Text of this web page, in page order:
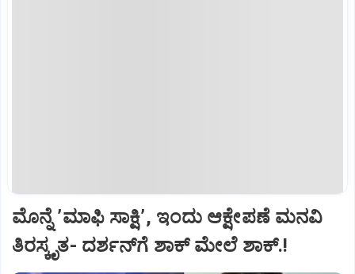
ಮೊನ್ನೆ ʼಮಾಫಿ ಸಾಕ್ಷಿʼ, ಇಂದು ಆಕ್ಷೇಪಣೆ ಮನವಿ
ತಿರಸ್ಕೃತ- ದರ್ಶನ್‌ಗೆ ಶಾಕ್‌ ಮೇಲೆ ಶಾಕ್.!‌